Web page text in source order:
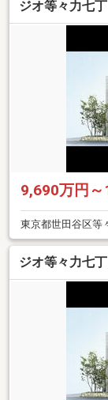
ジオ等々力七
9,690万円
東京都世田谷区等
ジオ等々力七